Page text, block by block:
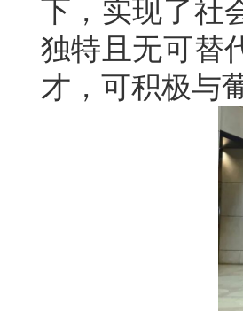
下，实现了社
独特且无可替
才，可积极与